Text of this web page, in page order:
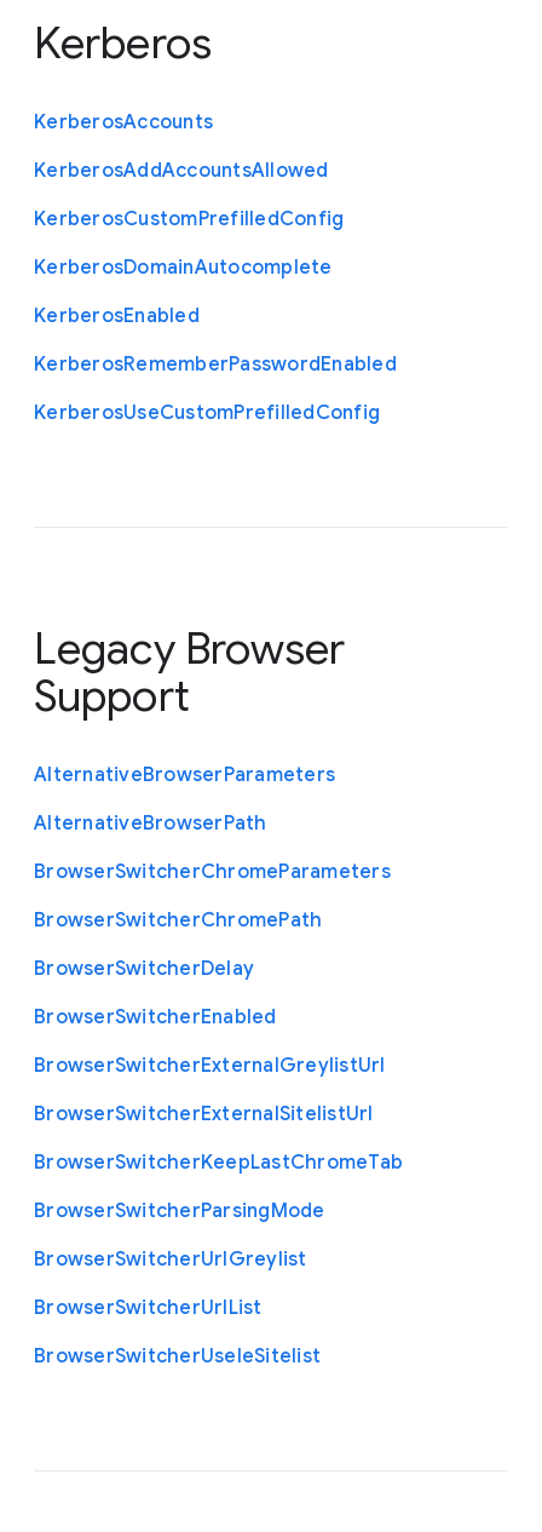
Kerberos
KerberosAccounts
KerberosAddAccountsAllowed
KerberosCustomPrefilledConfig
KerberosDomainAutocomplete
KerberosEnabled
KerberosRememberPasswordEnabled
KerberosUseCustomPrefilledConfig
Legacy Browser
Support
AlternativeBrowserParameters
AlternativeBrowserPath
BrowserSwitcherChromeParameters
BrowserSwitcherChromePath
BrowserSwitcherDelay
BrowserSwitcherEnabled
BrowserSwitcherExternalGreylistUrl
BrowserSwitcherExternalSitelistUrl
BrowserSwitcherKeepLastChromeTab
BrowserSwitcherParsingMode
BrowserSwitcherUrlGreylist
BrowserSwitcherUrlList
BrowserSwitcherUseIeSitelist